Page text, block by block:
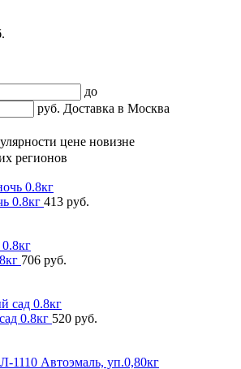
до
руб. Доставка в Москва
цене новизне
регионов
0.8кг 413 руб.
706 руб.
0.8кг 520 руб.